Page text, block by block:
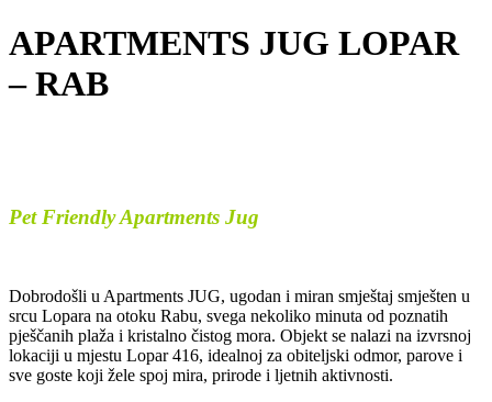
APARTMENTS JUG LOPAR
– RAB
Pet Friendly Apartments Jug
Dobrodošli u Apartments JUG, ugodan i miran smještaj smješten u
srcu Lopara na otoku Rabu, svega nekoliko minuta od poznatih
pješčanih plaža i kristalno čistog mora. Objekt se nalazi na izvrsnoj
lokaciji u mjestu Lopar 416, idealnoj za obiteljski odmor, parove i
sve goste koji žele spoj mira, prirode i ljetnih aktivnosti.